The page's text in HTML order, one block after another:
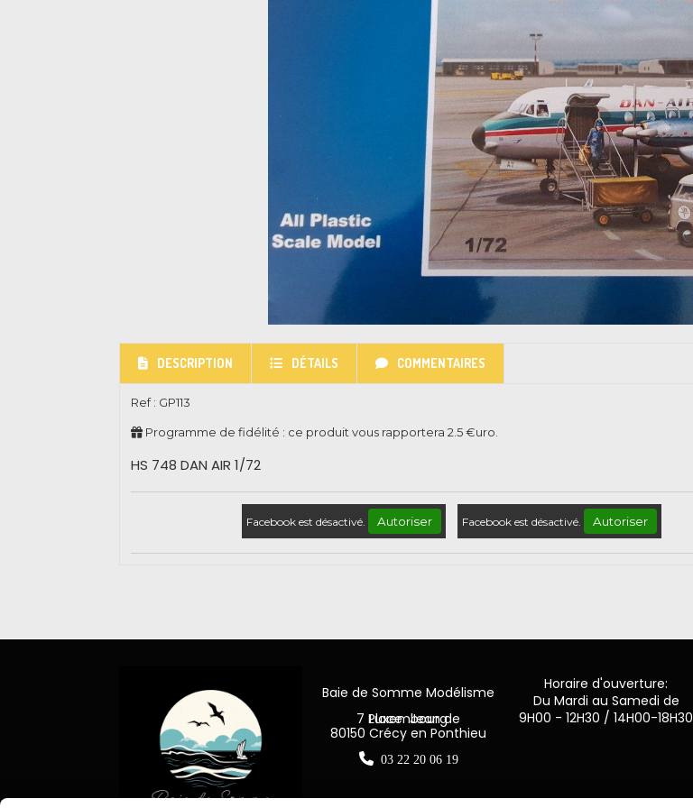
DESCRIPTION DÉTAILS COMMENTAIRES
Ref : GP113
Programme de fidélité : ce produit vous rapportera 2.5€uro.
HS 748 DAN AIR 1/72
Facebook est désactivé. Autoriser Facebook est désactivé. Autoriser
Baie de Somme Modélisme
7 Place Jean de Luxembourg
80150 Crécy en Ponthieu
 03 22 20 06 19
Horaire d'ouverture:
Du Mardi au Samedi de
9H00 - 12H30 / 14H00-18H30